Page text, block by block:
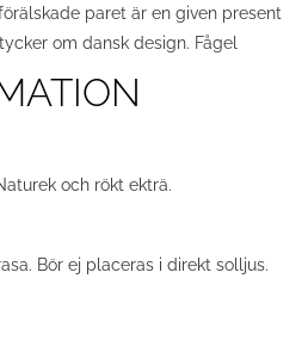
paret är en given present
om dansk design. Fågel
och rökt ekträ.
Bör ej placeras i direkt solljus.